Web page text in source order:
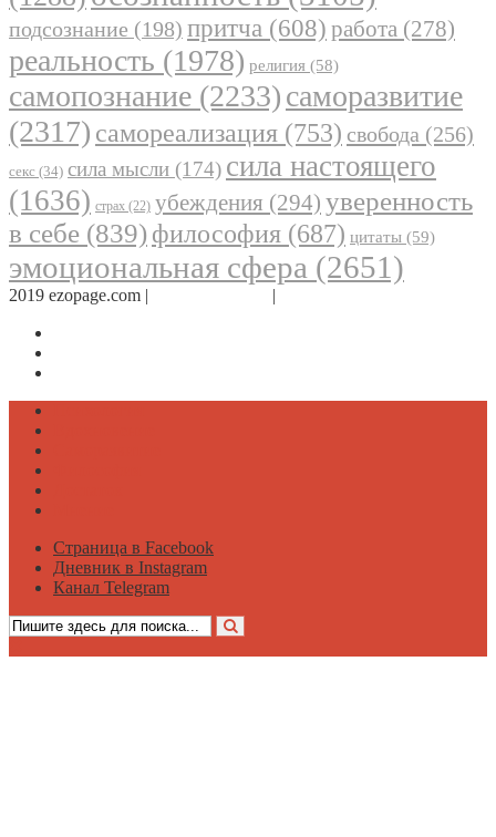
подсознание (198) притча (608) работа (278)
реальность (1978) религия (58)
самопознание (2233)саморазвитие
(2317) самореализация (753) свобода (256)
секс (34) сила мысли (174) сила настоящего
(1636) страх (22) убеждения (294) уверенность
в себе (839) философия (687) цитаты (59)
эмоциональная сфера (2651)
2019 ezopage.com | |
Страница в Facebook
Дневник в Instagram
Канал Telegram